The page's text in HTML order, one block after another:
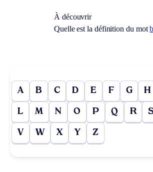
À découvrir
Quelle est la définition du mot
A B C D E F G H
L M N O P Q R
V W X Y Z